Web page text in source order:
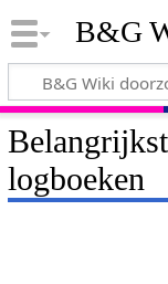
B&G
logboeken